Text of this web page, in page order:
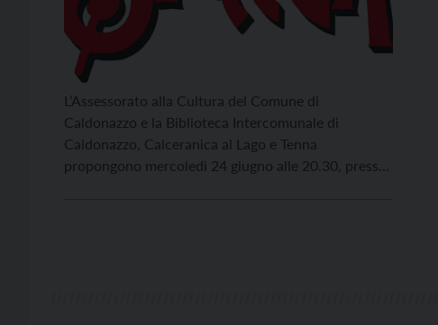
L’Assessorato alla Cultura del Comune di
Caldonazzo e la Biblioteca Intercomunale di
Caldonazzo, Calceranica al Lago e Tenna
propongono mercoledì 24 giugno alle 20.30, presso